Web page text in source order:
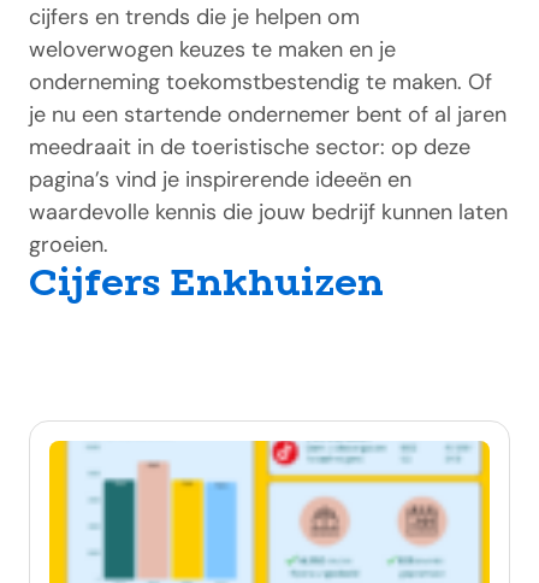
cijfers en trends die je helpen om
weloverwogen keuzes te maken en je
onderneming toekomstbestendig te maken. Of
je nu een startende ondernemer bent of al jaren
meedraait in de toeristische sector: op deze
pagina’s vind je inspirerende ideeën en
waardevolle kennis die jouw bedrijf kunnen laten
groeien.
Cijfers Enkhuizen